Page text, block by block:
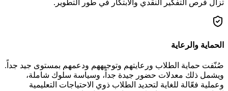
تزال فرص التفكير النقدي والابتكار في طور التطوير.
الحماية والرعاية
صُنّفت حماية الطلاب ورعايتهم وتوجيههم ودعمهم بمستوى جيد جداً.
ويشمل ذلك معدلات حضور جيدة جداً، وسياسة سلوك شاملة،
وعملية فعّالة للغاية لتحديد الطلاب ذوي الاحتياجات التعليمية